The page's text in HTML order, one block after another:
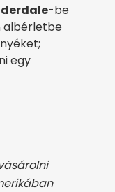
-be
albérletbe
egy